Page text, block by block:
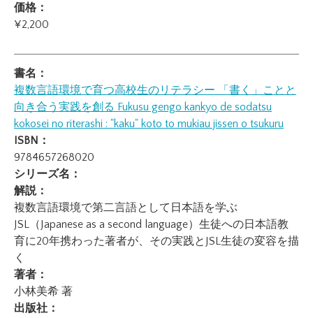
価格：
¥2,200
書名：
複数言語環境で育つ高校生のリテラシー 「書く」ことと
向き合う実践を創る Fukusu gengo kankyo de sodatsu
kokosei no riterashi : "kaku" koto to mukiau jissen o tsukuru
ISBN：
9784657268020
シリーズ名：
解説：
複数言語環境で第二言語として日本語を学ぶ
JSL（Japanese as a second language）生徒への日本語教
育に20年携わった著者が、その実践とJSL生徒の変容を描
く
著者：
小林美希 著
出版社：